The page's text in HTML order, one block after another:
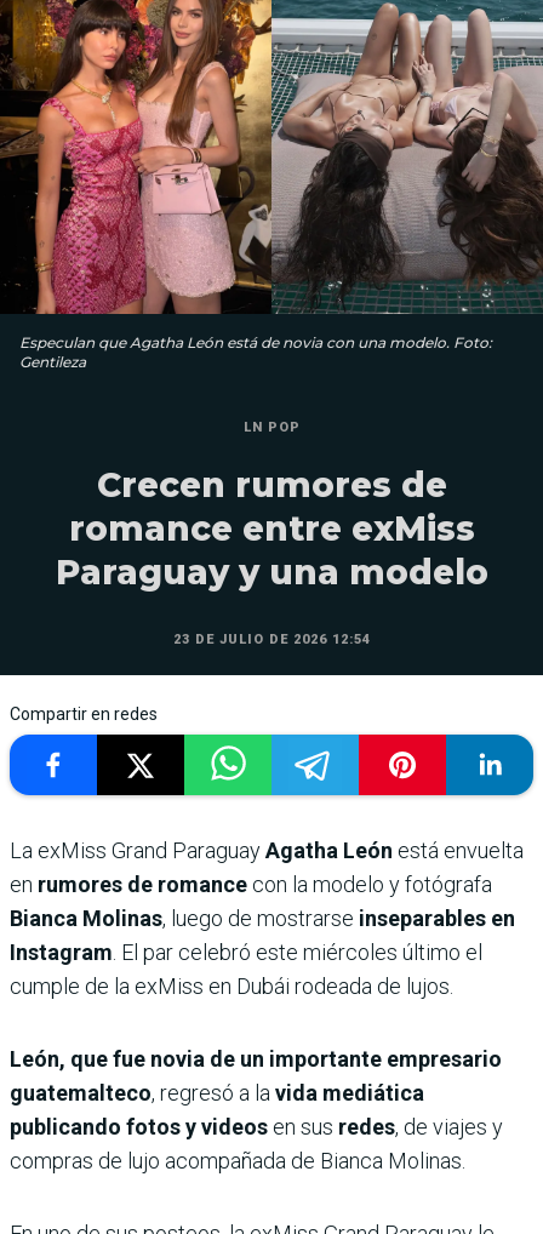
Especulan que Agatha León está de novia con una modelo. Foto:
Gentileza
LN POP
Crecen rumores de
romance entre exMiss
Paraguay y una modelo
23 DE JULIO DE 2026 12:54
Compartir en redes
La exMiss Grand ParaguayAgatha León está envuelta
en rumores de romance con la modelo y fotógrafa
Bianca Molinas, luego de mostrarse inseparables en
Instagram . El par celebró este miércoles último el
cumple de la exMiss en Dubái rodeada de lujos.
León, que fue novia de un importante empresario
guatemalteco, regresó a la vida mediática
publicando fotos y videos en sus redes, de viajes y
compras de lujo acompañada de Bianca Molinas.